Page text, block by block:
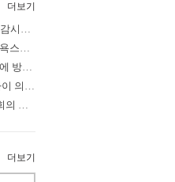
더보기
[이슈 TV] 美 민간 드론... 中 감시망 뚫고 군함 근접 촬영
[5] 숭후수명(崇侯受命)... 탐욕스러운 북백후, 정벌의 기치를 올.....
軍, 한미 연합훈련 美무인기에 방공태세 발령... 왜?
美의회, 中 유엔 활동에 스파이 의혹 제기
‘파룬궁 보호법’ 美 상원 본회의 상정... 최종 입법 ‘초읽기’
더보기